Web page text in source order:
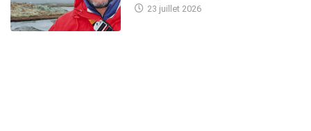
23 juillet 2026